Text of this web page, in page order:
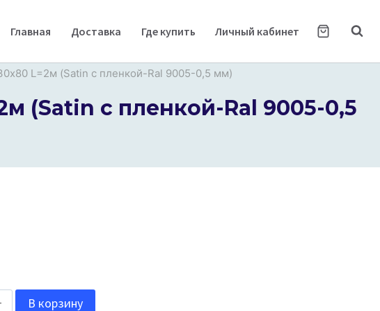
Главная Доставка Где купить Личный кабинет
L=2м (Satin с пленкой-Ral 9005-0,5 мм)
(Satin с пленкой-Ral 9005-0,5
В корзину